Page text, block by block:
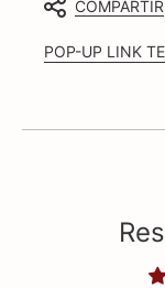
COMPARTIR
POP-UP LINK